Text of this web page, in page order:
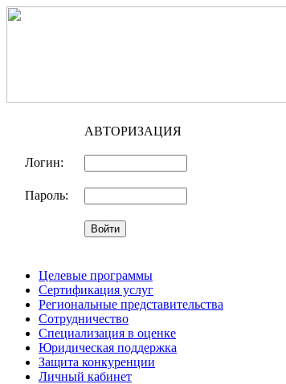
АВТОРИЗАЦИЯ
Логин:
Пароль:
Целевые программы
Сертификация услуг
Региональные представительства
Сотрудничество
Специализация в оценке
Юридическая поддержка
Защита конкуренции
Личный кабинет